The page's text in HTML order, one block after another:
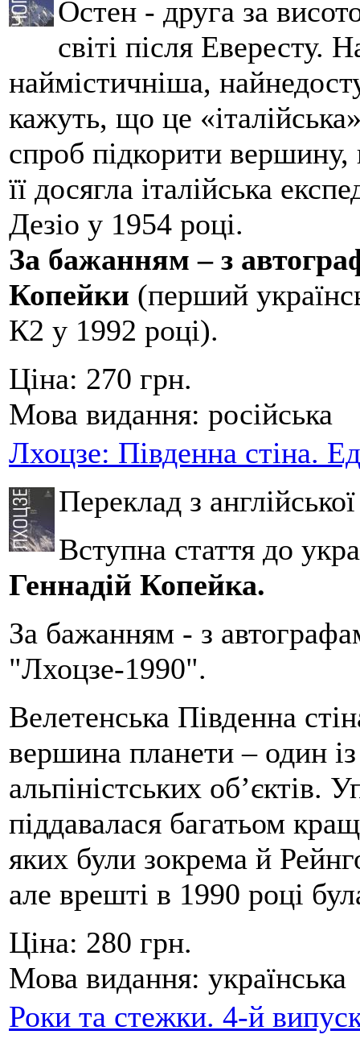
Остен - друга за
світі після Евересту.
наймістичніша,
кажуть, що це
спроб підкорити
її досягла італійська
Дезіо у 1954 році.
За бажанням – з
Копейки (перший
К2 у 1992 році).
Ціна: 270 грн.
Мова видання: російська
Лхоцзе: Південна стіна.
Переклад з
Вступна стаття до
Геннадій Копейка.
За бажанням - з
"Лхоцзе-1990".
Велетенська Південна
вершина планети – один
альпіністських об’єктів.
піддавалася багатьом
яких були зокрема й
але врешті в 1990 році
Ціна: 280 грн.
Мова видання: українська
Роки та стежки. 4-й